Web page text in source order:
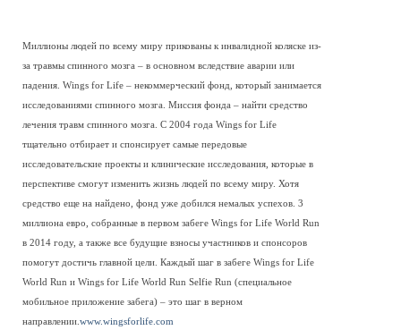
Миллионы людей по всему миру прикованы к инвалидной коляске из-
за травмы спинного мозга – в основном вследствие аварии или
падения. Wings for Life – некоммерческий фонд, который занимается
исследованиями спинного мозга. Миссия фонда – найти средство
лечения травм спинного мозга. С 2004 года Wings for Life
тщательно отбирает и спонсирует самые передовые
исследовательские проекты и клинические исследования, которые в
перспективе смогут изменить жизнь людей по всему миру. Хотя
средство еще на найдено, фонд уже добился немалых успехов. 3
миллиона евро, собранные в первом забеге Wings for Life World Run
в 2014 году, а также все будущие взносы участников и спонсоров
помогут достичь главной цели. Каждый шаг в забеге Wings for Life
World Run и Wings for Life World Run Selfie Run (специальное
мобильное приложение забега) – это шаг в верном
направлении. www.wingsforlife.com